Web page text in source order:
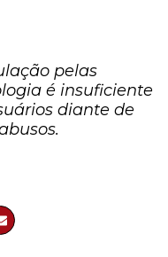
pelas
é insuficiente
diante de